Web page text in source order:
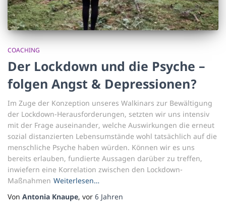
COACHING
Der Lockdown und die Psyche –
folgen Angst & Depressionen?
Im Zuge der Konzeption unseres Walkinars zur Bewältigung
der Lockdown-Herausforderungen, setzten wir uns intensiv
mit der Frage auseinander, welche Auswirkungen die erneut
sozial distanzierten Lebensumstände wohl tatsächlich auf die
menschliche Psyche haben würden. Können wir es uns
bereits erlauben, fundierte Aussagen darüber zu treffen,
inwiefern eine Korrelation zwischen den Lockdown-
Maßnahmen Weiterlesen…
Von Antonia Knaupe, vor 6 Jahren